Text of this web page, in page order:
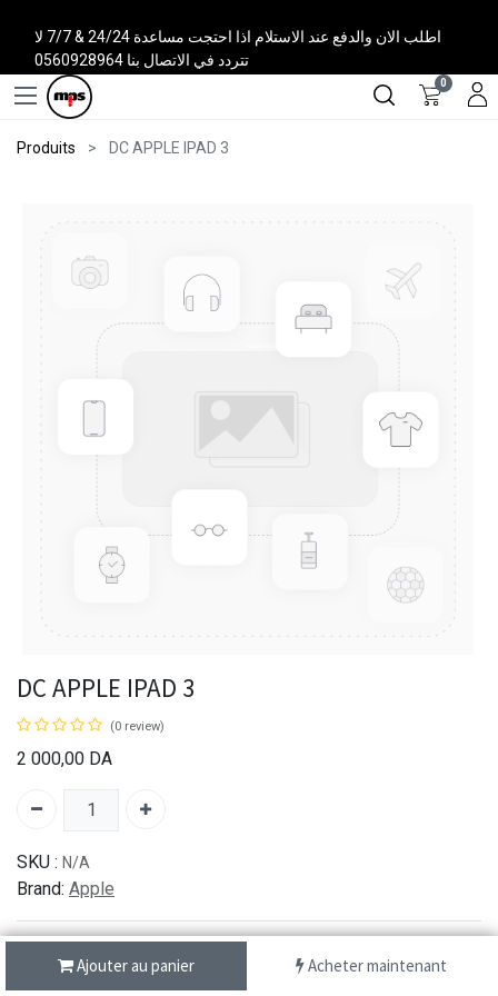
اطلب الان والدفع عند الاستلام اذا احتجت مساعدة 24/24 & 7/7 لا
تتردد في الاتصال بنا 0560928964
0
Produits DC APPLE IPAD 3
Ajouter au panier Acheter maintenant
DC APPLE IPAD 3
(0 review)
2 000,00 DA
SKU : N/A
Brand: Apple
شحن سريع من 1 الى 3 ايام